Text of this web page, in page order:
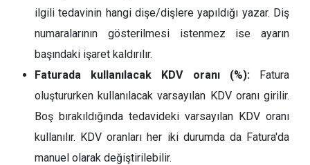
ilgili tedavinin hangi dişe/dişlere yapıldığı yazar. Diş
numaralarının gösterilmesi istenmez ise ayarın
başındaki işaret kaldırılır.
Faturada kullanılacak KDV oranı (%): Fatura
oluştururken kullanılacak varsayılan KDV oranı girilir.
Boş bırakıldığında tedavideki varsayılan KDV oranı
kullanılır. KDV oranları her iki durumda da Fatura'da
manuel olarak değiştirilebilir.